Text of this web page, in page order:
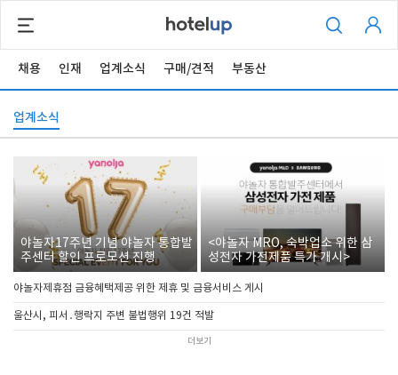
채용 인재 업계소식 구매/견적 부동산
업계소식
야놀자17주년 기념 야놀자 통합발
주센터 할인 프로모션 진행
<야놀자 MRO, 숙박업소 위한 삼
성전자 가전제품 특가 개시>
야놀자제휴점 금융혜택제공 위한 제휴 및 금융서비스 게시
울산시, 피서․행락지 주변 불법행위 19건 적발
더보기